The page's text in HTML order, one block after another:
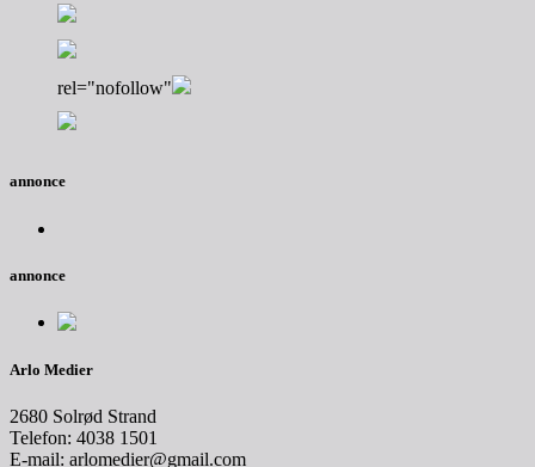
rel="nofollow"
annonce
annonce
Arlo Medier
2680 Solrød Strand
Telefon: 4038 1501
E-mail: arlomedier@gmail.com